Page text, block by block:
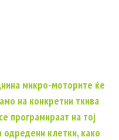
микро-моторите ќе
на конкретни ткива
програмираат на тој
одредени клетки, како